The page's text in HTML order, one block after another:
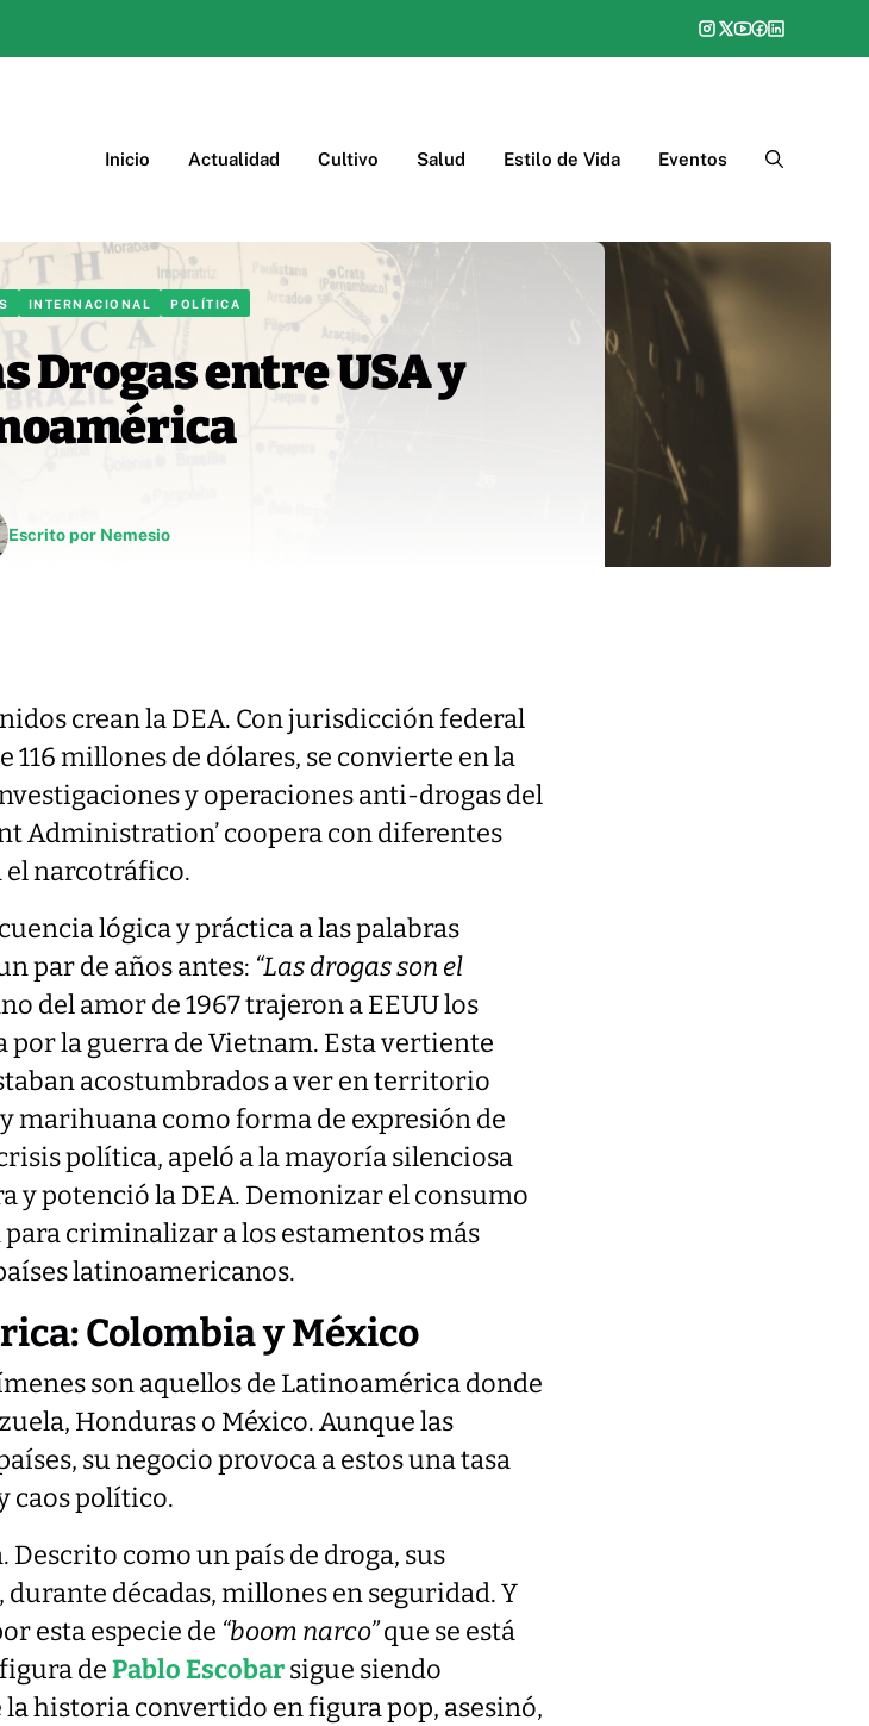
Inicio Actualidad Cultivo Salud Estilo de Vida Eventos
INTERNACIONAL POLÍTICA
Drogas entre USA y
Escrito por Nemesio
crean la DEA. Con jurisdicción federal
116 millones de dólares, se convierte en la
y operaciones anti-drogas del
Administration’ coopera con diferentes
el narcotráfico.
lógica y práctica a las palabras
par de años antes: “Las drogas son el
del amor de 1967 trajeron a EEUU los
por la guerra de Vietnam. Esta vertiente
acostumbrados a ver en territorio
marihuana como forma de expresión de
política, apeló a la mayoría silenciosa
y potenció la DEA. Demonizar el consumo
criminalizar a los estamentos más
latinoamericanos.
Colombia y México
son aquellos de Latinoamérica donde
Honduras o México. Aunque las
su negocio provoca a estos una tasa
caos político.
como un país de droga, sus
décadas, millones en seguridad. Y
esta especie de “boom narco”que se está
dePablo Escobarsigue siendo
historia convertido en figura pop, asesinó,